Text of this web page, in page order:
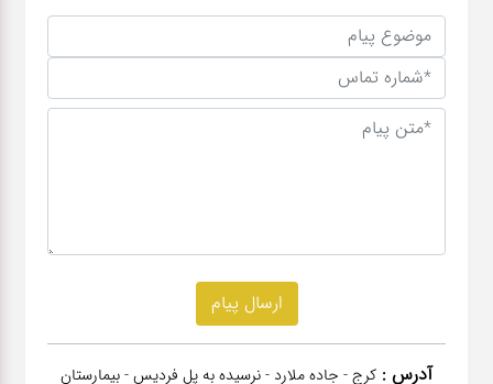
آدرس : کرج - جاده ملارد - نرسیده به پل فردیس - بیمارستان